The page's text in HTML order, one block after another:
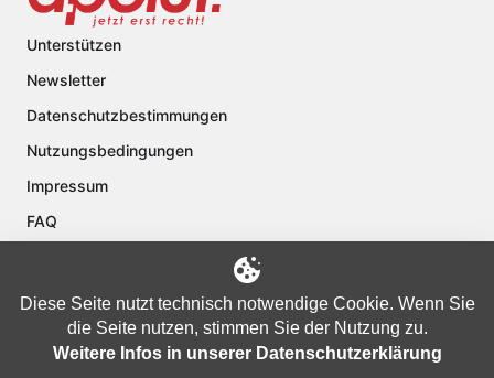
Unterstützen
Newsletter
Datenschutzbestimmungen
Nutzungsbedingungen
Impressum
FAQ
Diese Seite nutzt technisch notwendige Cookie. Wenn Sie
die Seite nutzen, stimmen Sie der Nutzung zu.
Weitere Infos in unserer Datenschutzerklärung